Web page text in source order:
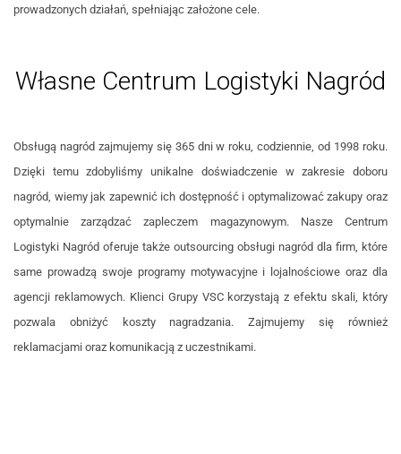
prowadzonych działań, spełniając założone cele.
Własne Centrum Logistyki Nagród
Obsługą nagród zajmujemy się 365 dni w roku, codziennie, od 1998 roku.
Dzięki temu zdobyliśmy unikalne doświadczenie w zakresie doboru
nagród, wiemy jak zapewnić ich dostępność i optymalizować zakupy oraz
optymalnie zarządzać zapleczem magazynowym. Nasze Centrum
Logistyki Nagród oferuje także outsourcing obsługi nagród dla firm, które
same prowadzą swoje programy motywacyjne i lojalnościowe oraz dla
agencji reklamowych. Klienci Grupy VSC korzystają z efektu skali, który
pozwala obniżyć koszty nagradzania. Zajmujemy się również
reklamacjami oraz komunikacją z uczestnikami.